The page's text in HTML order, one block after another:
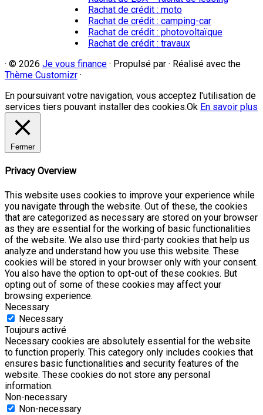
Rachat de crédit : moto
Rachat de crédit : camping-car
Rachat de crédit : photovoltaïque
Rachat de crédit : travaux
· © 2026 Je vous finance · Propulsé par · Réalisé avec the
Thème Customizr ·
En poursuivant votre navigation, vous acceptez l'utilisation de
services tiers pouvant installer des cookies.Ok En savoir plus
Fermer
Privacy Overview
This website uses cookies to improve your experience while
you navigate through the website. Out of these, the cookies
that are categorized as necessary are stored on your browser
as they are essential for the working of basic functionalities
of the website. We also use third-party cookies that help us
analyze and understand how you use this website. These
cookies will be stored in your browser only with your consent.
You also have the option to opt-out of these cookies. But
opting out of some of these cookies may affect your
browsing experience.
Necessary
Necessary
Toujours activé
Necessary cookies are absolutely essential for the website
to function properly. This category only includes cookies that
ensures basic functionalities and security features of the
website. These cookies do not store any personal
information.
Non-necessary
Non-necessary